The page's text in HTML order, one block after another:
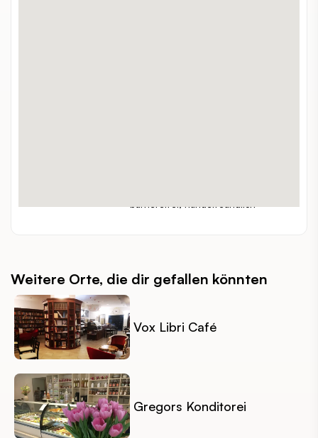
Weitere Orte, die dir gefallen könnten
Vox Libri Café
Gregors Konditorei